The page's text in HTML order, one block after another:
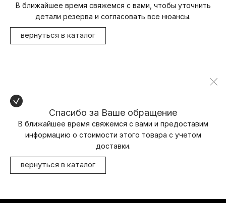
В ближайшее время свяжемся с вами, чтобы уточнить
детали резерва и согласовать все нюансы.
вернуться в каталог
Спасибо за Ваше обращение
В ближайшее время свяжемся с вами и предоставим
информацию о стоимости этого товара с учетом
доставки.
вернуться в каталог